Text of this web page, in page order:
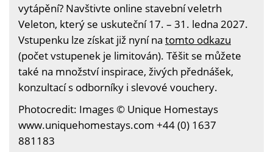
vytápění? Navštivte online stavební veletrh
Veleton, který se uskuteční 17. – 31. ledna 2027.
Vstupenku lze získat již nyní na tomto odkazu
(počet vstupenek je limitován). Těšit se můžete
také na množství inspirace, živých přednášek,
konzultací s odborníky i slevové vouchery.
Photocredit: Images © Unique Homestays
www.uniquehomestays.com +44 (0) 1637
881183